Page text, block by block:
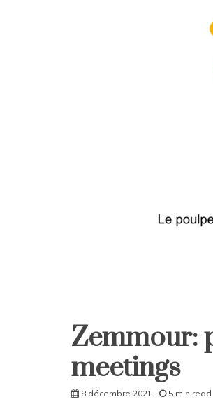
Home
Zemmour:
meetings
8 décembre 2021 5 min read